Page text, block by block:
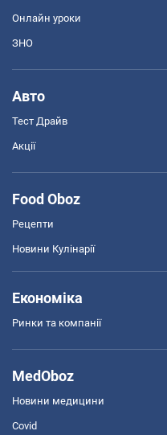
Онлайн уроки
ЗНО
Авто
Тест Драйв
Акції
Food Oboz
Рецепти
Новини Кулінарії
Економіка
Ринки та компанії
MedOboz
Новини медицини
Covid